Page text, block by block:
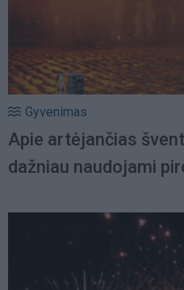
Gyvenimas
Apie artėjančias
dažniau naudojami